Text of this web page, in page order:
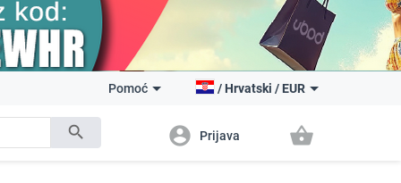
search
Pomoć / Hrvatski / EUR
account_circle Prijava shopping_basket